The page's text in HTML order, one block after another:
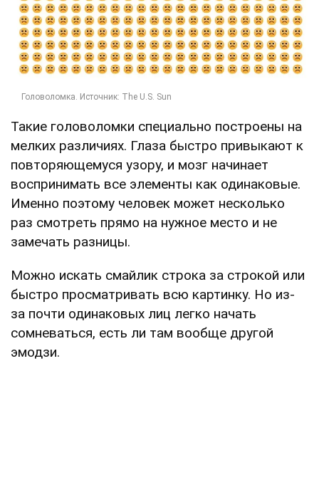
Такие головоломки специально построены на
мелких различиях. Глаза быстро привыкают к
повторяющемуся узору, и мозг начинает
воспринимать все элементы как одинаковые.
Именно поэтому человек может несколько
раз смотреть прямо на нужное место и не
замечать разницы.
Можно искать смайлик строка за строкой или
быстро просматривать всю картинку. Но из-
за почти одинаковых лиц легко начать
сомневаться, есть ли там вообще другой
эмодзи.